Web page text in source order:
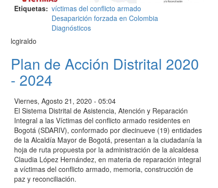
Etiquetas víctimas del conflicto armado
Desaparición forzada en Colombia
Diagnósticos
lcgiraldo
Plan de Acción Distrital 2020
- 2024
Viernes, Agosto 21, 2020 - 05:04
El Sistema Distrital de Asistencia, Atención y Reparación
Integral a las Víctimas del conflicto armado residentes en
Bogotá (SDARIV), conformado por diecinueve (19) entidades
de la Alcaldía Mayor de Bogotá, presentan a la ciudadanía la
hoja de ruta propuesta por la administración de la alcaldesa
Claudia López Hernández, en materia de reparación integral
a víctimas del conflicto armado, memoria, construcción de
paz y reconciliación.